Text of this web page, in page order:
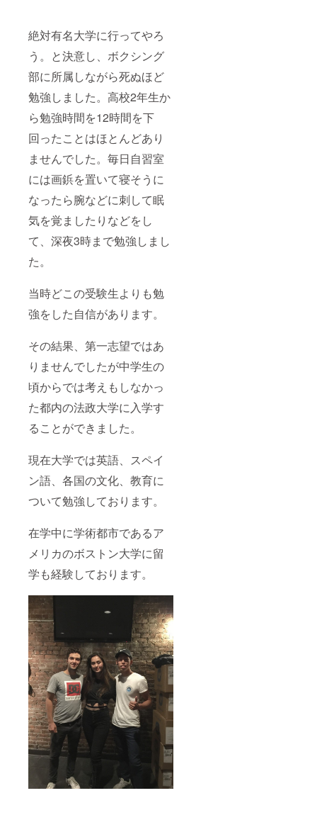
絶対有名大学に行ってやろ
う。と決意し、ボクシング
部に所属しながら死ぬほど
勉強しました。高校2年生か
ら勉強時間を12時間を下
回ったことはほとんどあり
ませんでした。毎日自習室
には画鋲を置いて寝そうに
なったら腕などに刺して眠
気を覚ましたりなどをし
て、深夜3時まで勉強しまし
た。
当時どこの受験生よりも勉
強をした自信があります。
その結果、第一志望ではあ
りませんでしたが中学生の
頃からでは考えもしなかっ
た都内の法政大学に入学す
ることができました。
現在大学では英語、スペイ
ン語、各国の文化、教育に
ついて勉強しております。
在学中に学術都市であるア
メリカのボストン大学に留
学も経験しております。